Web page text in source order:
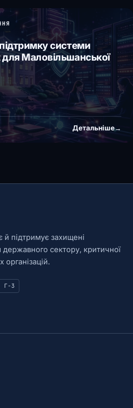
системи
Маловільшанської
Детальніше→
й підтримує захищені
державного сектору, критичної
організацій.
Г-3